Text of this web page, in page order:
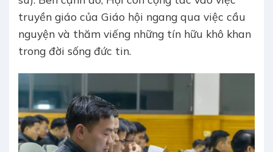
truyền giáo của Giáo hội ngang qua việc cầu
nguyện và thăm viếng những tín hữu khô khan
trong đời sống đức tin.